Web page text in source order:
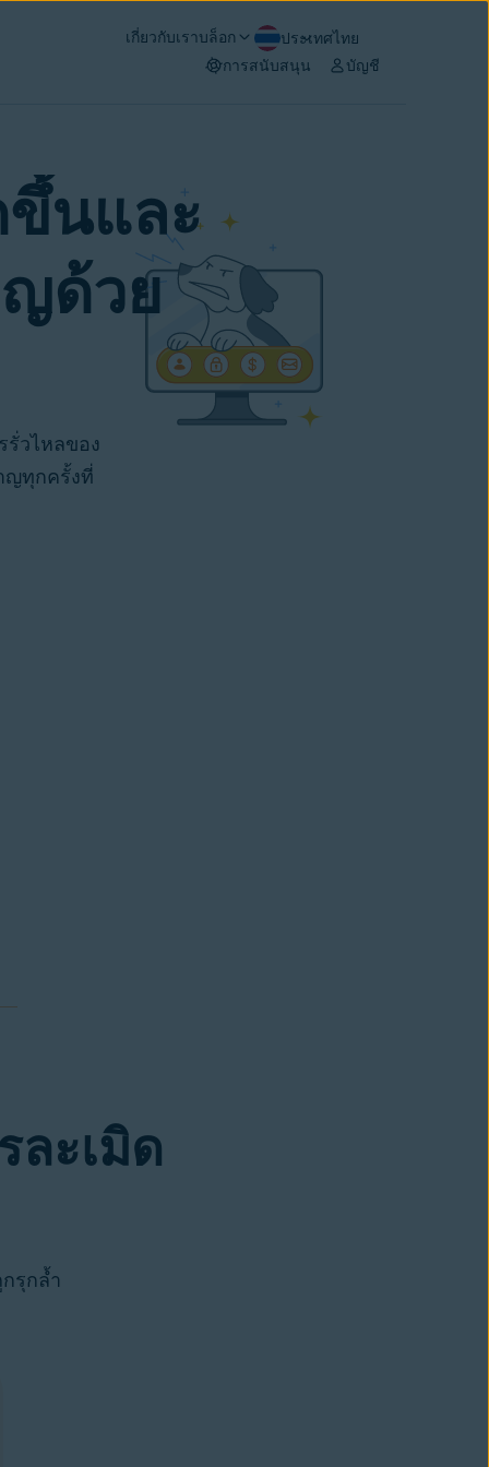
เกี่ยวกับเราบล็อก
ประเทศไทย
การสนับสนุน
บัญชี
ขึ้นและ
ญด้วย
รั่วไหลของ
ญทุกครั้งที่
ละเมิด
รุกล้ำ